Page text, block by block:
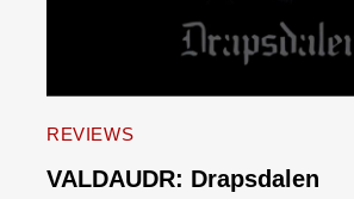
REVIEWS
VALDAUDR: Drapsdalen